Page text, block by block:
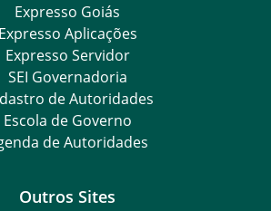
Expresso Goiás
Expresso Aplicações
Expresso Servidor
SEI Governadoria
de Autoridades
Escola de Governo
de Autoridades
Outros Sites